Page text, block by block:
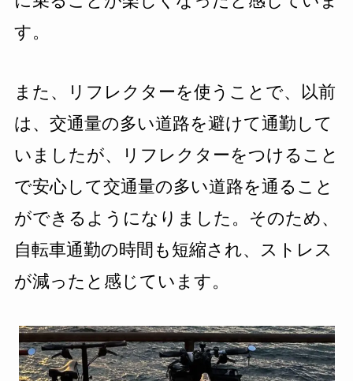
す。
また、リフレクターを使うことで、以前
は、交通量の多い道路を避けて通勤して
いましたが、リフレクターをつけること
で安心して交通量の多い道路を通ること
ができるようになりました。そのため、
自転車通勤の時間も短縮され、ストレス
が減ったと感じています。